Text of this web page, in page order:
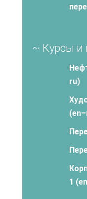
~ Курсы и
ru)
1